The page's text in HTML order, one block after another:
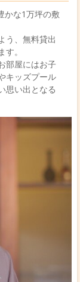
かな1万坪の敷
う、無料貸出
。
部屋にはお子
キッズプール
思い出となる